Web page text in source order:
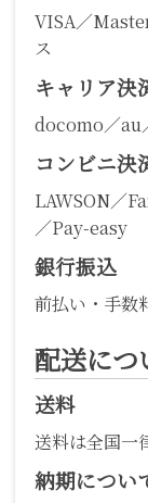
VISA／
ス
キャリア決
docomo／au
コンビニ決
LAWSON／
／Pay-easy
銀行振込
前払い・手数
配送につ
送料
送料は全国一
納期につい